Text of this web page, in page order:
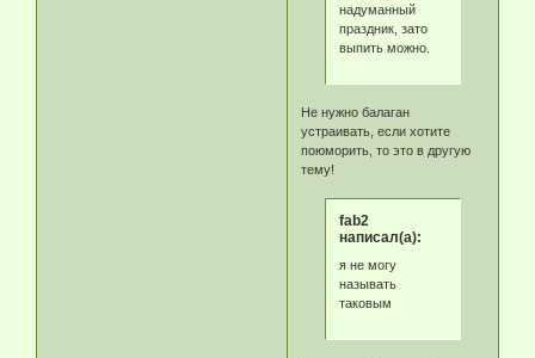
надуманный
праздник, зато
выпить можно.
Не нужно балаган
устраивать, если хотите
поюморить, то это в другую
тему!
fab2
написал(а):
я не могу
называть
таковым